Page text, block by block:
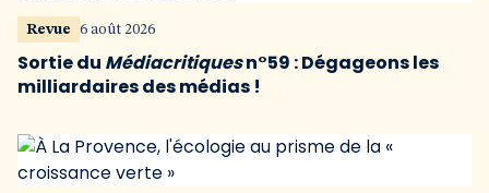
Revue 6 août 2026
Sortie du Médiacritiquesn°59 : Dégageons les
milliardaires des médias !